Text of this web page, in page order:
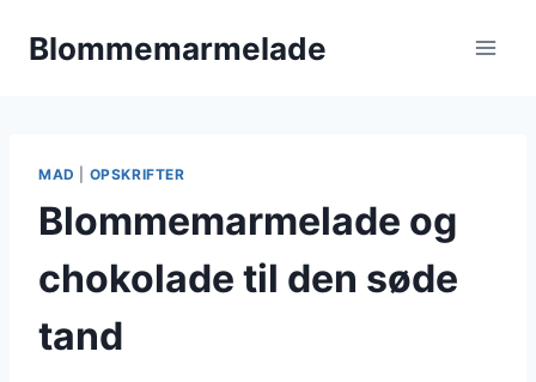
Blommemarmelade
MAD OPSKRIFTER
Blommemarmelade og
chokolade til den søde
tand